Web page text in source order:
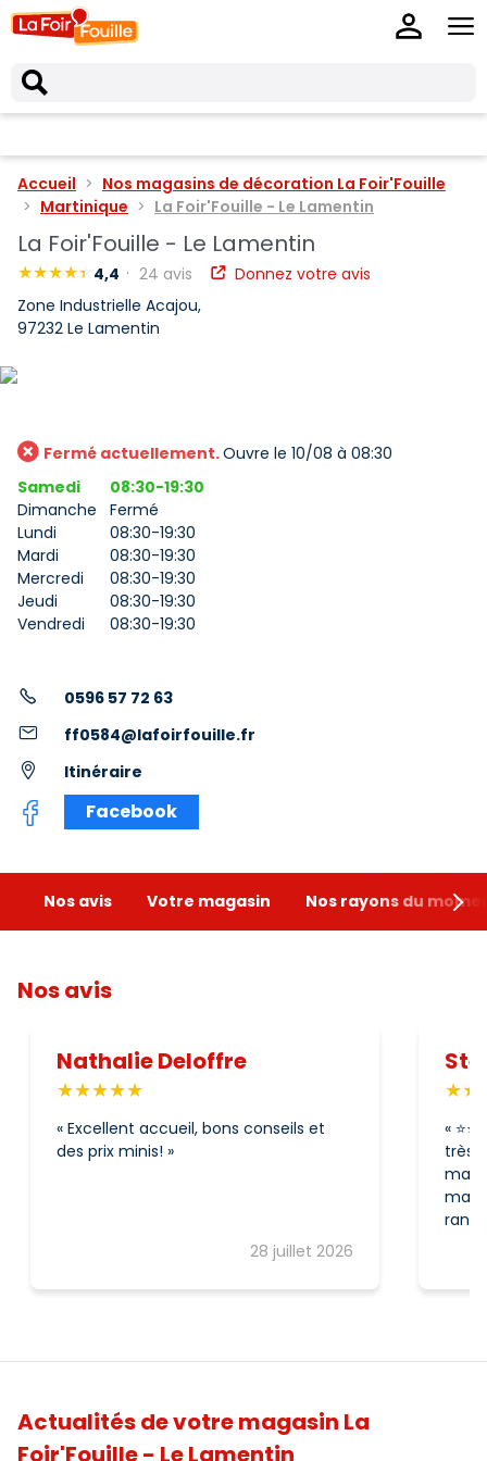
Accueil
Nos magasins de décoration La Foir'Fouille
Martinique
La Foir'Fouille - Le Lamentin
La Foir'Fouille - Le Lamentin
4,4 24 avis
Donnez votre avis
Zone Industrielle Acajou,
97232 Le Lamentin
Fermé actuellement.Ouvre le 10/08 à 08:30
Samedi
08:30-19:30
Dimanche
Fermé
Lundi
08:30-19:30
Mardi
08:30-19:30
Mercredi
08:30-19:30
Jeudi
08:30-19:30
Vendredi
08:30-19:30
0596 57 72 63
ff0584@lafoirfouille.fr
Itinéraire
Facebook
Nos avis Votre magasin Nos rayons du
Nos avis
Nathalie Deloffre
28 juillet 2026
Excellent accueil, bons conseils et
des prix minis!
⭐⭐⭐⭐⭐
très
Actualités de votre magasin La
Foir'Fouille - Le Lamentin